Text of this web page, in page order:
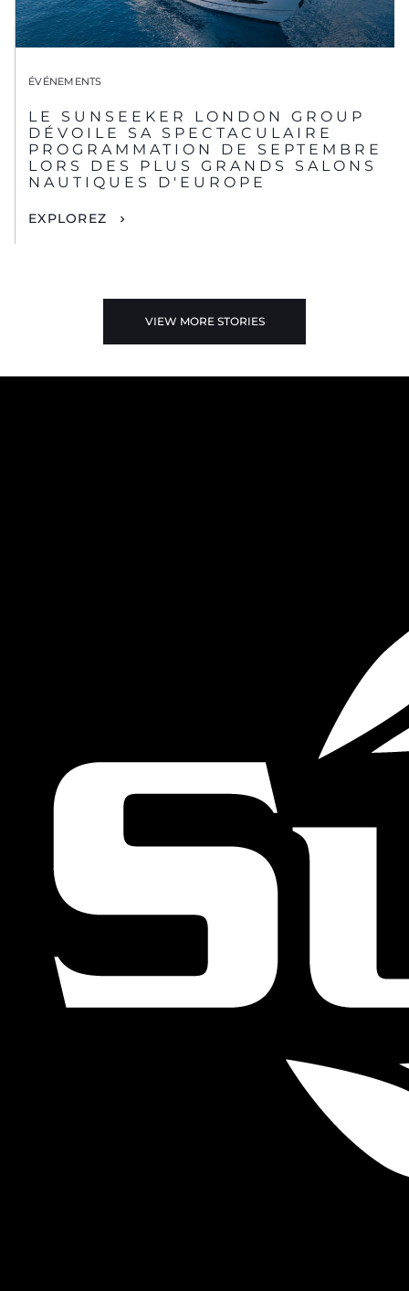
ÉVÉNEMENTS
LE SUNSEEKER LONDON GROUP
DÉVOILE SA SPECTACULAIRE
PROGRAMMATION DE SEPTEMBRE
LORS DES PLUS GRANDS SALONS
NAUTIQUES D'EUROPE
EXPLOREZ
VIEW MORE STORIES